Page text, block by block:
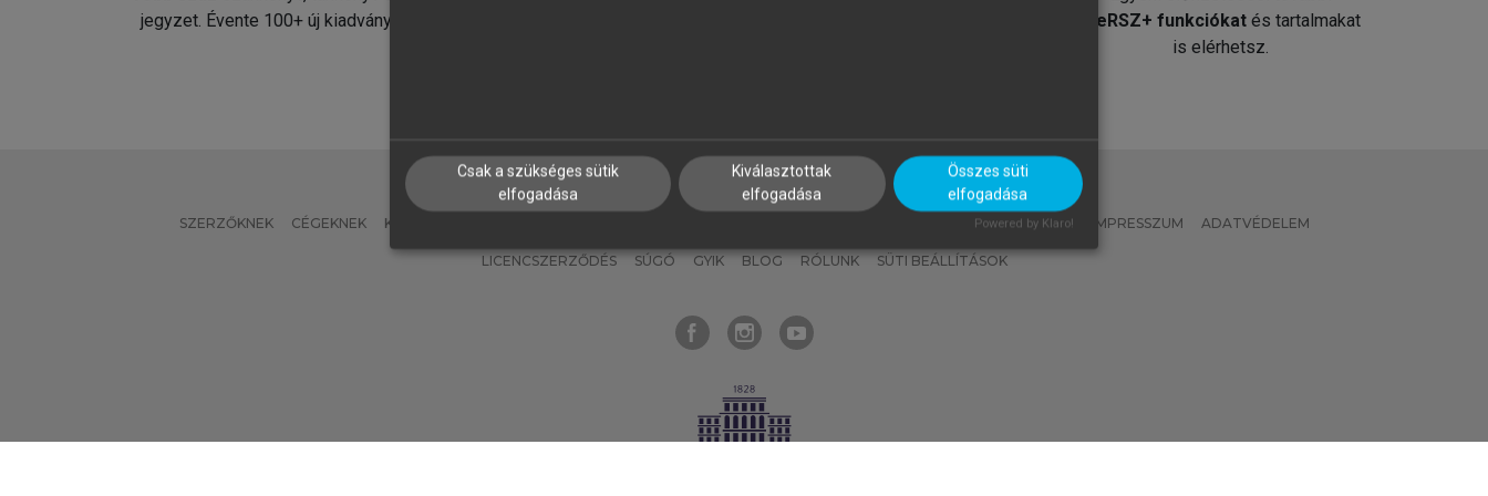
jegyzet. Évente 100+ új kiadvány.
MeRSZ+ funkciókat és tartalmakat
is elérhetsz.
SZERZŐKNEK CÉGEKNEK KÖNYVTÁROSOKNAK MI – ÁLTALÁNOS IRÁNYELVEK IMPRESSZUM ADATVÉDELEM
LICENCSZERZŐDÉS SÚGÓ GYIK BLOG RÓLUNK SÜTI BEÁLLÍTÁSOK
Csak a szükséges sütik
elfogadása
Kiválasztottak
elfogadása
Összes süti
elfogadása
Powered by Klaro!